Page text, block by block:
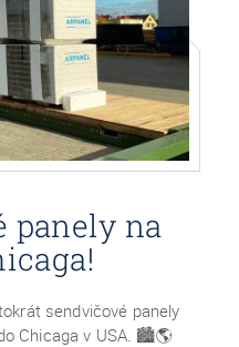
panely na
sendvičové panely
Chicaga v USA. 🏙️🌎